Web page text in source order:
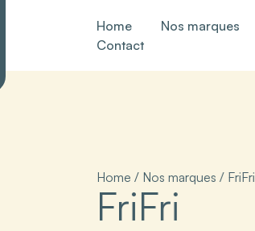
Home Nos marques
Contact
Home / Nos marques / FriFri
FriFri